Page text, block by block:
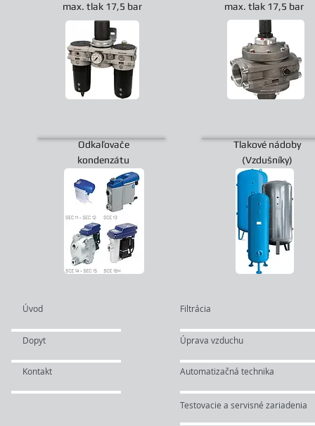
max. tlak 17,5 bar
max. tlak 17,5 bar
Odkaľovače
kondenzátu
Tlakové nádoby
(Vzdušníky)
Kontakt Automatizačná technika
Úprava vzduchu
Dopyt
Filtrácia
Testovacie a servisné zariadenia
Úvod